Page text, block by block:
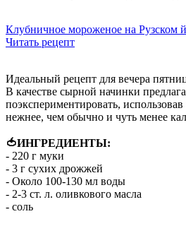
Клубничное мороженое на Рузском
Читать рецепт
Идеальный рецепт для вечера
В качестве сырной начинки
поэкспериментировать,
нежнее, чем обычно и чуть менее
🍅ИНГРЕДИЕНТЫ:
- 220 г муки
- 3 г сухих дрожжей
- Около 100-130 мл воды
- 2-3 ст. л. оливкового масла
- соль